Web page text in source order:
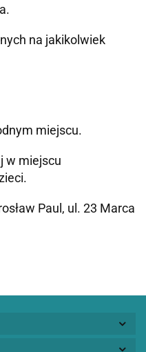
na jakikolwiek
miejscu.
w miejscu
Paul, ul. 23 Marca